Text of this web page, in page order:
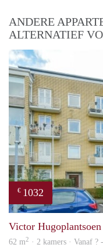
ANDERE
ALTERNATIEF
€ 1032
Victor Hugoplantsoen
62 m2 · 2 kamers · Vanaf ?